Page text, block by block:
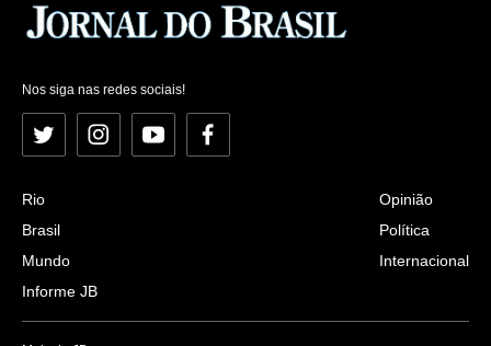
Nos siga nas redes sociais!
Twitter InstagramYouTubeFacebook
Rio
Brasil
Mundo
Informe JB
Opinião
Política
Internacional